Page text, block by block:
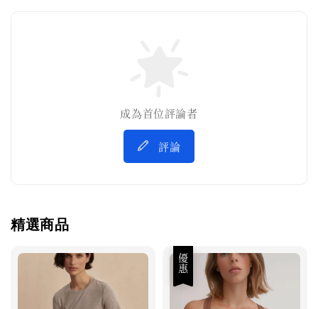
成為首位評論者
評論
精選商品
優惠